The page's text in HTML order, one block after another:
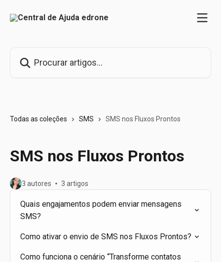
Todas as coleções SMS SMS nos Fluxos Prontos
SMS nos Fluxos Prontos
3 autores 3 artigos
Quais engajamentos podem enviar mensagens
SMS?
Como ativar o envio de SMS nos Fluxos Prontos?
Como funciona o cenário “Transforme contatos